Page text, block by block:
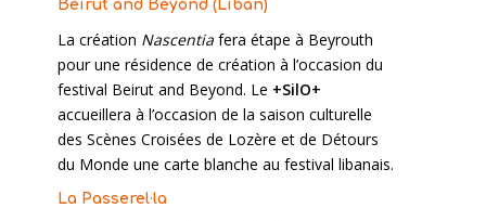
Beirut and Beyond (Liban)
La création Nascentiafera étape à Beyrouth
pour une résidence de création à l’occasion du
festival Beirut and Beyond. Le +SilO+
accueillera à l’occasion de la saison culturelle
des Scènes Croisées de Lozère et de Détours
du Monde une carte blanche au festival libanais.
La Passerel·la